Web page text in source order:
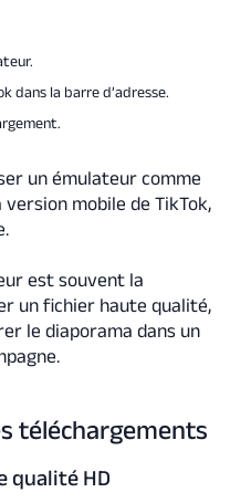
dans la barre d’adresse.
un émulateur comme
mobile de TikTok,
est souvent la
un fichier haute qualité,
le diaporama dans un
téléchargements
qualité HD